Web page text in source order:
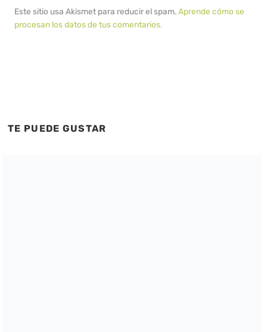
Este sitio usa Akismet para reducir el spam.Aprende cómo se
procesan los datos de tus comentarios.
TE PUEDE GUSTAR